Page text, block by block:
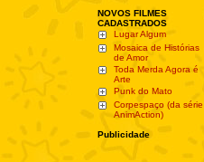
NOVOS FILMES
CADASTRADOS
Lugar Algum
Mosaica de Histórias
de Amor
Toda Merda Agora é
Arte
Punk do Mato
Corpespaço (da série
AnimAction)
Publicidade